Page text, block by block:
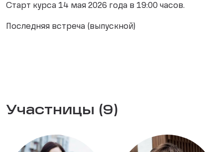
Старт курса 14 мая 2026 года в 19:00 часов.
Последняя встреча (выпускной)
Участницы (9)